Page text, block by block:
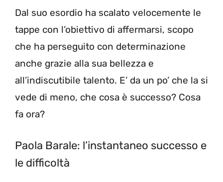
Dal suo esordio ha scalato velocemente le
tappe con l’obiettivo di affermarsi, scopo
che ha perseguito con determinazione
anche grazie alla sua bellezza e
all’indiscutibile talento. E’ da un po’ che la si
vede di meno, che cosa è successo? Cosa
fa ora?
Paola Barale: l’instantaneo successo e
le difficoltà